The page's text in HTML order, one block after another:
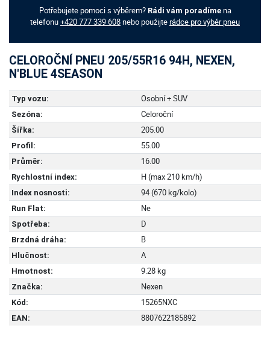
Potřebujete pomoci s výběrem? Rádi vám poradímena
telefonu+420 777 339 608nebo použijterádce pro výběr pneu
CELOROČNÍ PNEU 205/55R16 94H, NEXEN,
N'BLUE 4SEASON
Typ vozu: Osobní + SUV
Sezóna: Celoroční
Šířka: 205.00
Profil: 55.00
Průměr: 16.00
Rychlostní index: H (max 210 km/h)
Index nosnosti: 94 (670 kg/kolo)
Run Flat: Ne
Spotřeba: D
Brzdná dráha: B
Hlučnost: A
Hmotnost: 9.28 kg
Značka: Nexen
Kód: 15265NXC
EAN: 8807622185892